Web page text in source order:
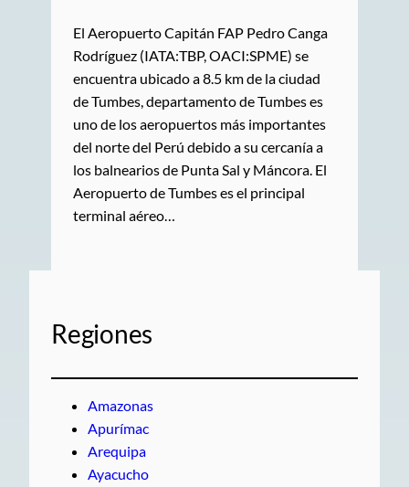
El Aeropuerto Capitán FAP Pedro Canga
Rodríguez (IATA:TBP, OACI:SPME) se
encuentra ubicado a 8.5 km de la ciudad
de Tumbes, departamento de Tumbes es
uno de los aeropuertos más importantes
del norte del Perú debido a su cercanía a
los balnearios de Punta Sal y Máncora. El
Aeropuerto de Tumbes es el principal
terminal aéreo…
Regiones
Amazonas
Apurímac
Arequipa
Ayacucho